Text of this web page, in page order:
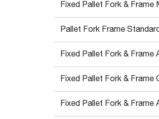
Fixed Pallet Fork &
Pallet Fork Frame
Fixed Pallet Fork & Frame
Fixed Pallet Fork & Frame
Fixed Pallet Fork & Frame